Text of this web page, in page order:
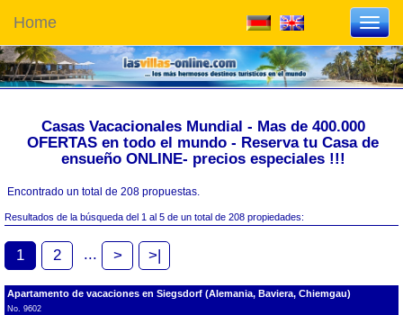
Home
Casas Vacacionales Mundial - Mas de 400.000
OFERTAS en todo el mundo - Reserva tu Casa de
ensueño ONLINE- precios especiales !!!
Encontrado un total de 208 propuestas.
Resultados de la búsqueda del 1 al 5 de un total de 208 propiedades:
1 2 ... > >|
Apartamento de vacaciones en Siegsdorf (Alemania, Baviera, Chiemgau)
No. 9602